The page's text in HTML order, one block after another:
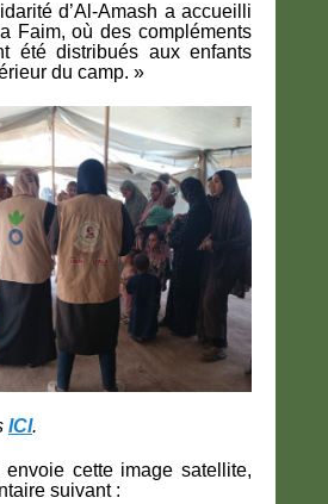
d’Al-Amash a accueilli
Faim, où des compléments
été distribués aux enfants
du camp. »
ICI.
envoie cette image satellite,
suivant :